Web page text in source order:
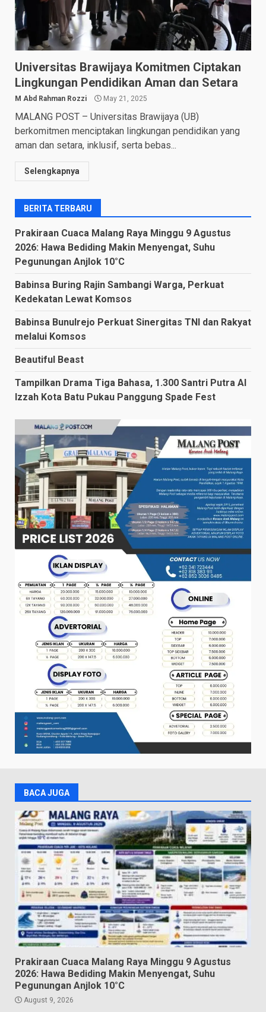
Universitas Brawijaya Komitmen Ciptakan
Lingkungan Pendidikan Aman dan Setara
M Abd Rahman Rozzi May 21, 2025
MALANG POST – Universitas Brawijaya (UB)
berkomitmen menciptakan lingkungan pendidikan yang
aman dan setara, inklusif, serta bebas...
Selengkapnya
BERITA TERBARU
Prakiraan Cuaca Malang Raya Minggu 9 Agustus
2026: Hawa Bediding Makin Menyengat, Suhu
Pegunungan Anjlok 10°C
Babinsa Buring Rajin Sambangi Warga, Perkuat
Kedekatan Lewat Komsos
Babinsa Bunulrejo Perkuat Sinergitas TNI dan Rakyat
melalui Komsos
Beautiful Beast
Tampilkan Drama Tiga Bahasa, 1.300 Santri Putra Al
Izzah Kota Batu Pukau Panggung Spade Fest
BACA JUGA
Prakiraan Cuaca Malang Raya Minggu 9 Agustus
2026: Hawa Bediding Makin Menyengat, Suhu
Pegunungan Anjlok 10°C
August 9, 2026